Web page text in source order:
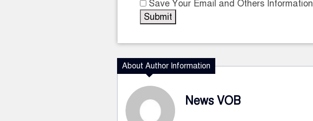
Save Your Email and Others Information
About Author Information
News VOB